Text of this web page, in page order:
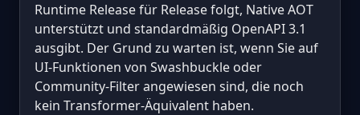
Runtime Release für Release folgt, Native AOT
unterstützt und standardmäßig OpenAPI 3.1
ausgibt. Der Grund zu warten ist, wenn Sie auf
UI-Funktionen von Swashbuckle oder
Community-Filter angewiesen sind, die noch
kein Transformer-Äquivalent haben.